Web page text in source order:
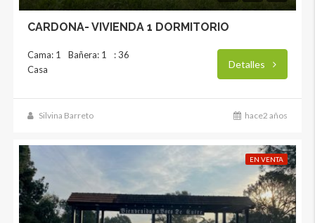
CARDONA- VIVIENDA 1 DORMITORIO
Cama: 1 Bañera: 1
: 36
Casa
Detalles
Silvina Barreto hace2 años
EN VENTA